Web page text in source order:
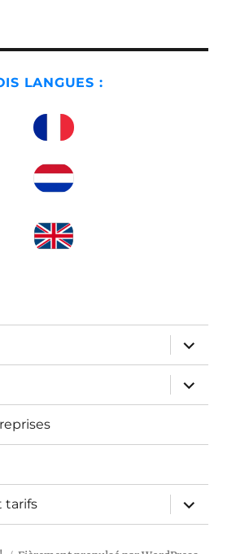
LANGUES :
ouvrir
le
sous-
menu
ouvrir
le
sous-
tarifs
ouvrir
le
sous-